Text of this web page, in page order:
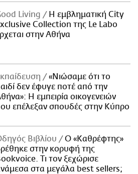
Living
Η εμβληματική City
Collection της Le Labo
στην Αθήνα
«Νιώσαμε ότι το
δεν έφυγε ποτέ από την
Η εμπειρία οικογενειών
επέλεξαν σπουδές στην Κύπρο
Βιβλίου
Ο «Καθρέφτης»
στην κορυφή της
Τι τον ξεχώρισε
στα μεγάλα best sellers;